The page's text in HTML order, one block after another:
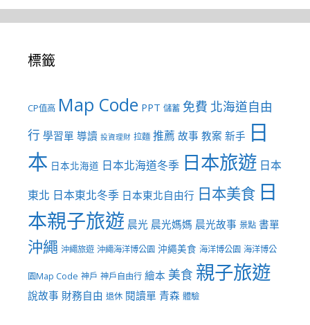
標籤
CP值高 Map Code PPT 儲蓄 免費 北海道自由
行 學習單 導讀 投資理財 拉麵 推薦 故事 教案 新手 日
本 日本北海道 日本北海道冬季 日本旅遊 日本
東北 日本東北冬季 日本東北自由行 日本美食 日
本親子旅遊 晨光 晨光媽媽 晨光故事 景點 書單
沖繩 沖繩旅遊 沖繩海洋博公園 沖繩美食 海洋博公園 海洋博公
園Map Code 神戶 神戶自由行 繪本 美食 親子旅遊
說故事 財務自由 退休 閱讀單 青森 體驗